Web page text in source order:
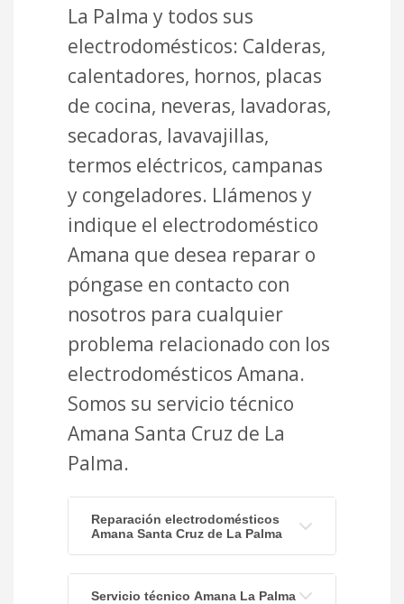
La Palma y todos sus
electrodomésticos: Calderas,
calentadores, hornos, placas
de cocina, neveras, lavadoras,
secadoras, lavavajillas,
termos eléctricos, campanas
y congeladores. Llámenos y
indique el electrodoméstico
Amana que desea reparar o
póngase en contacto con
nosotros para cualquier
problema relacionado con los
electrodomésticos Amana.
Somos su servicio técnico
Amana Santa Cruz de La
Palma.
Reparación electrodomésticos
Amana Santa Cruz de La Palma
Servicio técnico Amana La Palma